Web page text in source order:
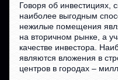
Говоря об инвестициях,
наиболее выгодным
нежилые помещения
на вторичном рынке, а
качестве инвестора.
являются вложения в
центров в городах –